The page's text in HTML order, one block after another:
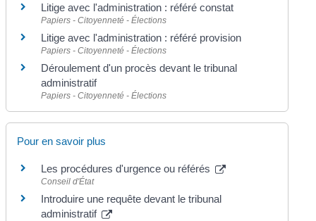
Litige avec l'administration : référé constat
Papiers - Citoyenneté - Élections
Litige avec l'administration : référé provision
Papiers - Citoyenneté - Élections
Déroulement d'un procès devant le tribunal
administratif
Papiers - Citoyenneté - Élections
Pour en savoir plus
Les procédures d'urgence ou référés
Conseil d'État
Introduire une requête devant le tribunal
administratif